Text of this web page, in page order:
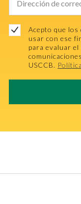
Acepto que
usar con ese
para evaluar el
USCCB.